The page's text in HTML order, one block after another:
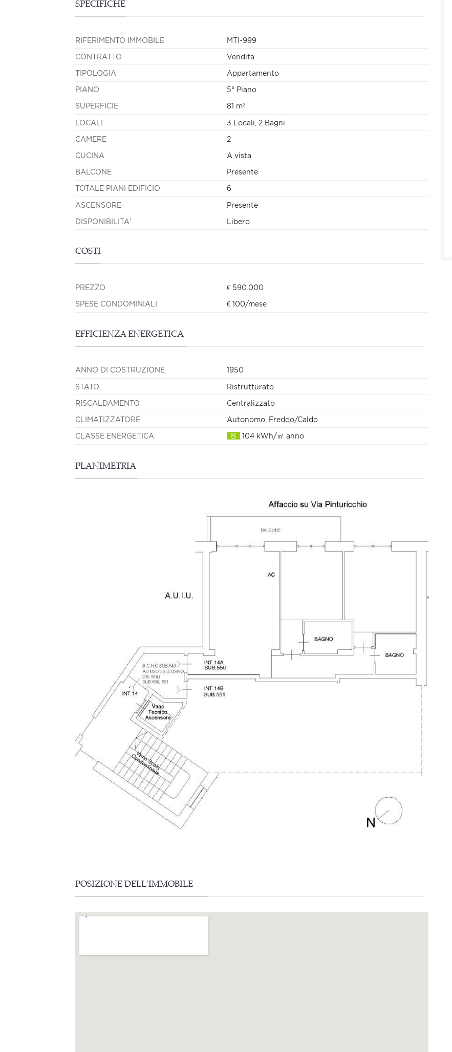
SPECIFICHE
RIFERIMENTO IMMOBILE MTI-999
CONTRATTO Vendita
TIPOLOGIA Appartamento
PIANO 5° Piano
SUPERFICIE 81 m²
LOCALI 3 Locali, 2 Bagni
CAMERE 2
CUCINA A vista
BALCONE Presente
TOTALE PIANI EDIFICIO 6
ASCENSORE Presente
DISPONIBILITA' Libero
COSTI
PREZZO € 590.000
SPESE CONDOMINIALI € 100/mese
EFFICIENZA ENERGETICA
ANNO DI COSTRUZIONE 1950
STATO Ristrutturato
RISCALDAMENTO Centralizzato
CLIMATIZZATORE Autonomo, Freddo/Caldo
CLASSE ENERGETICA B 104 kWh/㎡ anno
PLANIMETRIA
POSIZIONE DELL'IMMOBILE